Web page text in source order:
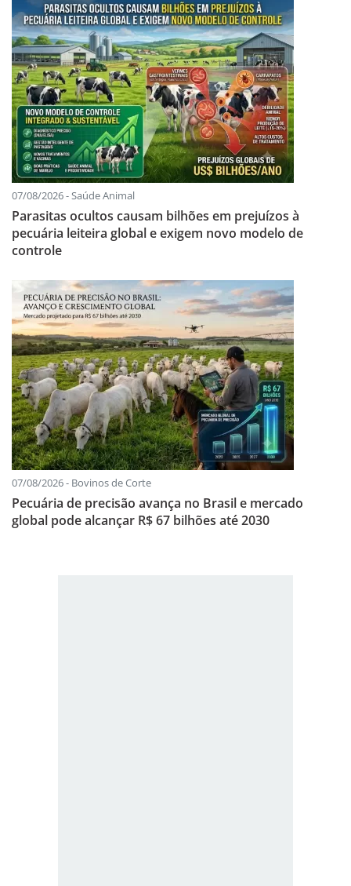
07/08/2026 - Saúde Animal
Parasitas ocultos causam bilhões em prejuízos à
pecuária leiteira global e exigem novo modelo de
controle
07/08/2026 - Bovinos de Corte
Pecuária de precisão avança no Brasil e mercado
global pode alcançar R$ 67 bilhões até 2030